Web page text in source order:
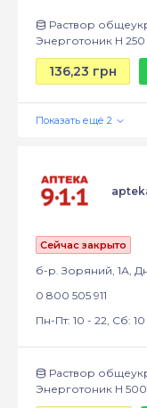
Раствор
Энерготоник Н
136,23 грн
Сейчас закрыто
б-р. Зоряний, 1А,
0 800 505 911
Пн-Пт: 10 - 22, Сб:
Раствор
Энерготоник Н